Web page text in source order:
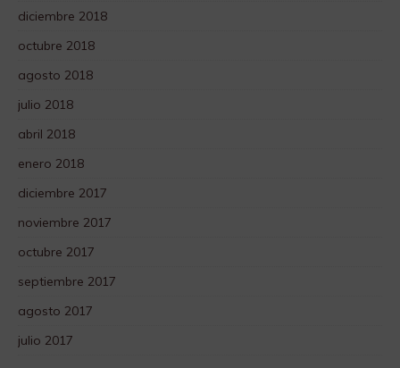
diciembre 2018
octubre 2018
agosto 2018
julio 2018
abril 2018
enero 2018
diciembre 2017
noviembre 2017
octubre 2017
septiembre 2017
agosto 2017
julio 2017